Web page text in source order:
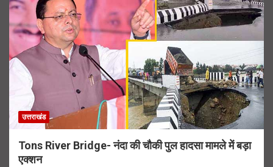
उत्तराखंड
Tons River Bridge- नंदा की चौकी पुल हादसा मामले में बड़ा
एक्शन